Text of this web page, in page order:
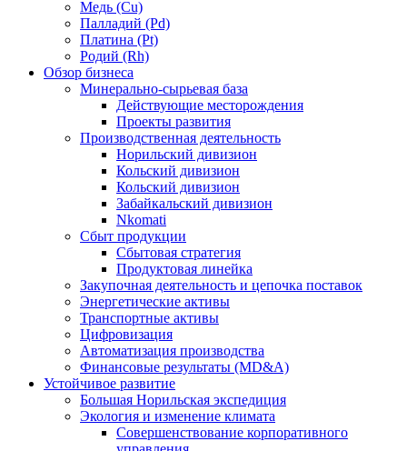
Медь (Cu)
Палладий (Pd)
Платина (Pt)
Родий (Rh)
Обзор бизнеса
Минерально-сырьевая база
Действующие месторождения
Проекты развития
Производственная деятельность
Норильский дивизион
Кольский дивизион
Кольский дивизион
Забайкальский дивизион
Nkomati
Сбыт продукции
Сбытовая стратегия
Продуктовая линейка
Закупочная деятельность и цепочка поставок
Энергетические активы
Транспортные активы
Цифровизация
Автоматизация производства
Финансовые результаты (MD&A)
Устойчивое развитие
Большая Норильская экспедиция
Экология и изменение климата
Совершенствование корпоративного